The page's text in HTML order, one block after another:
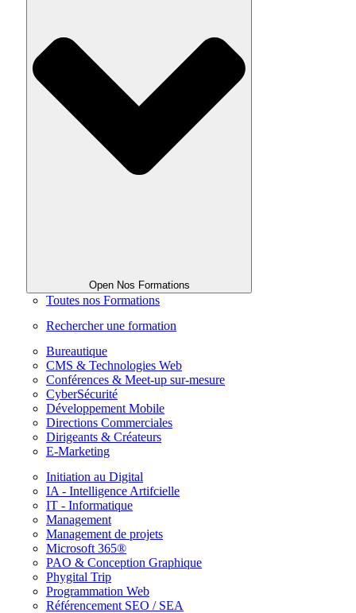
Open Nos Formations
Toutes nos Formations
Rechercher une formation
Bureautique
CMS & Technologies Web
Conférences & Meet-up sur-mesure
CyberSécurité
Développement Mobile
Directions Commerciales
Dirigeants & Créateurs
E-Marketing
Initiation au Digital
IA - Intelligence Artifcielle
IT - Informatique
Management
Management de projets
Microsoft 365®
PAO & Conception Graphique
Phygital Trip
Programmation Web
Référencement SEO / SEA